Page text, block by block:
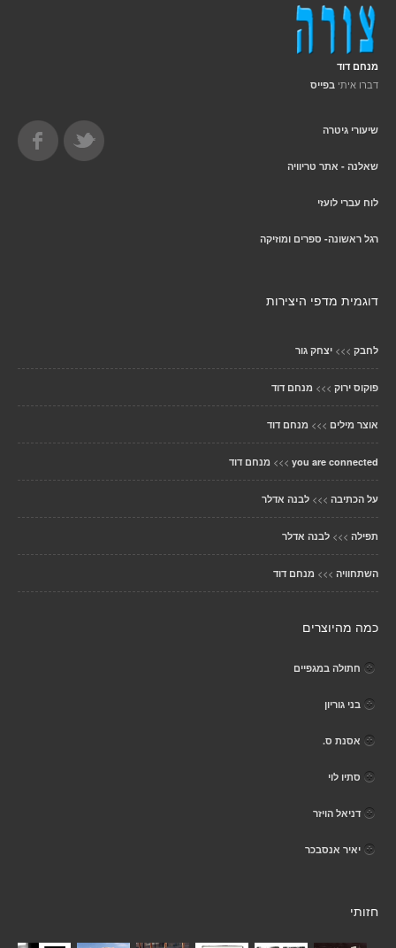
מנחם דוד
דברו איתי בפייס
שיעורי גיטרה
שאלנה - אתר טריוויה
לוח עברי לועזי
רגל ראשונה- ספרים ומוזיקה
דוגמית מדפי היצירות
לחבק >>> יצחק גור
פוקוס ירוק >>> מנחם דוד
אוצר מילים >>> מנחם דוד
you are connected
>>> מנחם דוד
על הכתיבה >>> לבנה אדלר
תפילה >>> לבנה אדלר
השתחוויה >>> מנחם דוד
כמה מהיוצרים
חתולה במגפיים
בני גוריון
אסנת ס.
סתיו לוי
דניאל הויזר
יאיר אנסבכר
חזותי